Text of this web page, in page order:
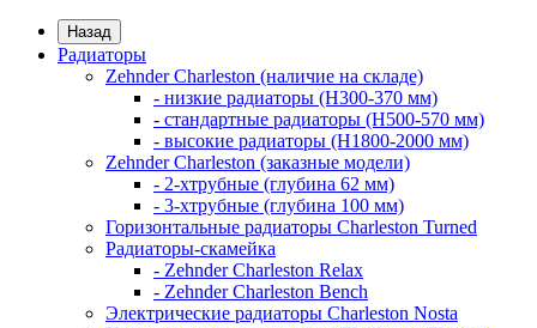
Назад
Радиаторы
Zehnder Charleston (наличие на складе)
- низкие радиаторы (H300-370 мм)
- стандартные радиаторы (H500-570 мм)
- высокие радиаторы (H1800-2000 мм)
Zehnder Charleston (заказные модели)
- 2-хтрубные (глубина 62 мм)
- 3-хтрубные (глубина 100 мм)
Горизонтальные радиаторы Charleston Turned
Радиаторы-скамейка
- Zehnder Charleston Relax
- Zehnder Charleston Bench
Электрические радиаторы Charleston Nosta